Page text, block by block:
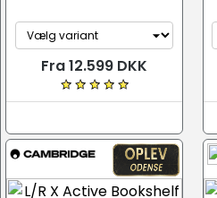
Fra 12.599 DKK